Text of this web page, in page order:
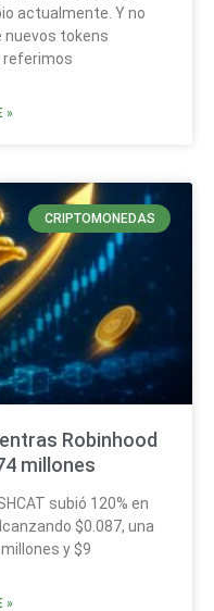
actualmente. Y no
nuevos tokens
referimos
»
CRIPTOMONEDAS
Robinhood
millones
subió 120% en
$0.087, una
y $9
»